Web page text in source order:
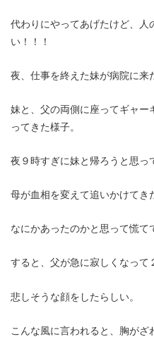
代わりにやってあげたけど、
い！！！
夜、仕事を終えた妹が病院に来
妹と、父の両側に座ってギャ
ってきた様子。
夜９時すぎに妹と帰ろうと思
母が血相を変えて追いかけてき
なにかあったのかと思って慌て
すると、父が急に寂しくなって
悲しそうな顔をしたらしい。
こんな風に言われると、胸がざ